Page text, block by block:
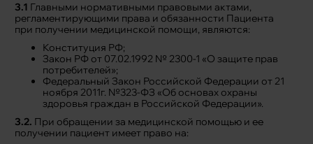
3.1 Главными нормативными правовыми актами,
регламентирующими права и обязанности Пациента
при получении медицинской помощи, являются:
Конституция РФ;
Закон РФ от 07.02.1992 № 2300-1 «О защите прав
потребителей»;
Федеральный Закон Российской Федерации от 21
ноября 2011г. №323-ФЗ «Об основах охраны
здоровья граждан в Российской Федерации».
3.2. При обращении за медицинской помощью и ее
получении пациент имеет право на: